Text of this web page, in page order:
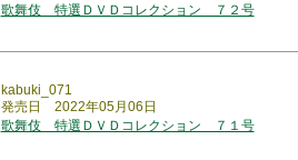
歌舞伎 特選ＤＶＤコレクション ７２号
kabuki_071
発売日 2022年05月06日
歌舞伎 特選ＤＶＤコレクション ７１号